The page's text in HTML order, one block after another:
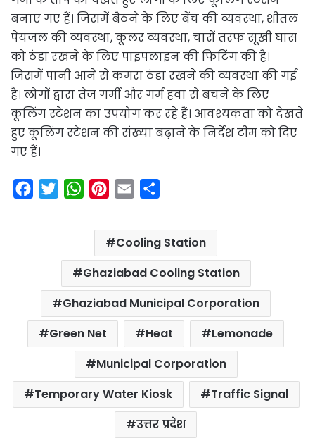
बनाए गए हैं। जिसमें बैठने के लिए बेंच की व्यवस्था, शीतल
पेयजल की व्यवस्था, कूलर व्यवस्था, चारों तरफ सूखी घास
को ठंडा रखने के लिए पाइपलाइन की फिटिंग की है।
जिसमें पानी आने से कमरा ठंडा रखने की व्यवस्था की गई
है। लोगों द्वारा तेज गर्मी और गर्म हवा से बचने के लिए
कूलिंग स्टेशन का उपयोग कर रहे हैं। आवश्यकता को देखते
हुए कूलिंग स्टेशन की संख्या बढ़ाने के निर्देश टीम को दिए
गए हैं।
k
e
r
W
s
A
p
p
n
t
e
r
e
s
t
a
i
l
a
r
e
Cooling Station
Ghaziabad Cooling Station
Ghaziabad Municipal Corporation
Green Net
Heat
Lemonade
Municipal Corporation
Temporary Water Kiosk
Traffic Signal
उत्तर प्रदेश